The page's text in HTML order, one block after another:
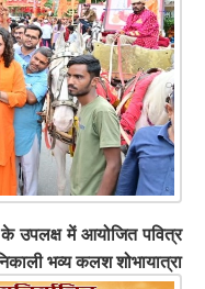
उपलक्ष में आयोजित पवित्र
भव्य कलश शोभायात्रा